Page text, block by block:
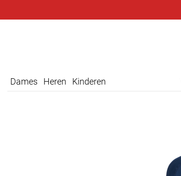
Dames Heren Kinderen